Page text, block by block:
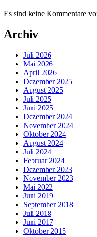
Es sind keine Kommentare
Archiv
Juli 2026
Mai 2026
April 2026
Dezember 2025
August 2025
Juli 2025
Juni 2025
Dezember 2024
November 2024
Oktober 2024
August 2024
Juli 2024
Februar 2024
Dezember 2023
November 2023
Mai 2022
Juni 2019
September 2018
Juli 2018
Juni 2017
Oktober 2015